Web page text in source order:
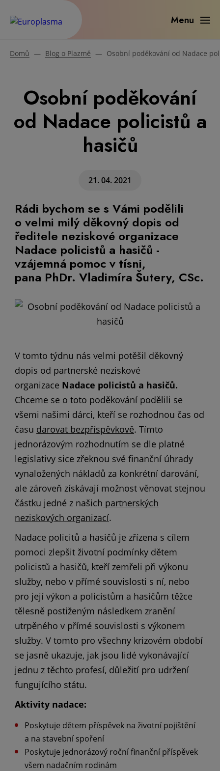
Menu
Domů — Blog o Plazmě — Osobní poděkování od Nadace
Osobní poděkování
od Nadace policistů a
hasičů
21. 04. 2021
Rádi bychom se s Vámi podělili
o velmi milý děkovný dopis od
ředitele neziskové organizace
Nadace policistů a hasičů -
vzájemná pomoc v tísni,
pana PhDr. Vladimíra Šutery, CSc.
V tomto týdnu nás velmi potěšil děkovný
dopis od partnerské neziskové
organizace Nadace policistů a hasičů.
Chceme se o toto poděkování podělili se
všemi našimi dárci, kteří se rozhodnou čas od
času darovat bezpříspěvkově. Tímto
jednorázovým rozhodnutím se dle platné
legislativy sice zřeknou své finanční úhrady
vynaložených nákladů za konkrétní darování,
ale zároveň získávají možnost věnovat stejnou
částku jedné z našich partnerských
neziskových organizací.
Nadace policitů a hasičů je zřízena s cílem
pomoci zlepšit životní podmínky dětem
policistů a hasičů, kteří zemřeli při výkonu
služby, nebo v přímé souvislosti s ní, nebo
pro její výkon a policistům a hasičům těžce
tělesně postiženým následkem zranění
utrpěného v přímé souvislosti s výkonem
služby. V tomto pro všechny krizovém období
se jasně ukazuje, jak jsou lidé vykonávající
jednu z těchto profesí, důležití pro udržení
fungujícího státu.
Aktivity nadace:
Poskytuje dětem příspěvek na životní pojištění
a na stavební spoření
Poskytuje jednorázový roční finanční příspěvek
všem nadačním rodinám